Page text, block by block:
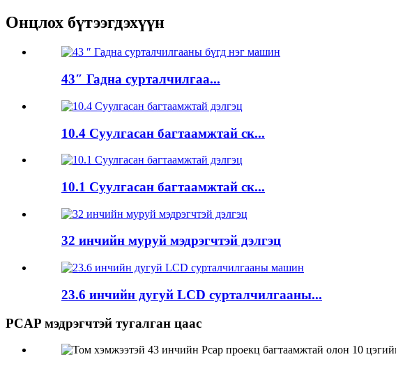
Онцлох бүтээгдэхүүн
43″ Гадна сурталчилгаа...
10.4 Суулгасан багтаамжтай ск...
10.1 Суулгасан багтаамжтай ск...
32 инчийн муруй мэдрэгчтэй дэлгэц
23.6 инчийн дугуй LCD сурталчилгааны...
PCAP мэдрэгчтэй тугалган цаас